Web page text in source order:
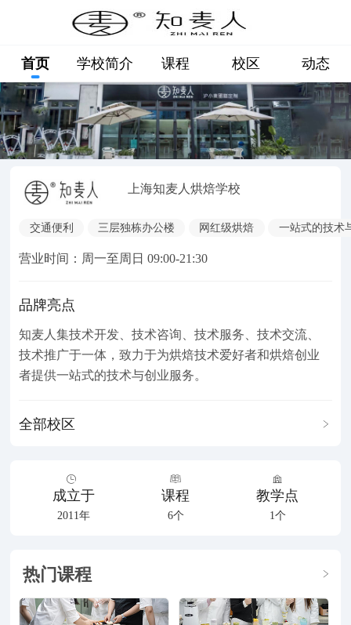
首页 学校简介 课程 校区 动态
上海知麦人烘焙学校
交通便利 三层独栋办公楼 网红级烘焙 一站式的技术
营业时间：周一至周日 09:00-21:30
品牌亮点
知麦人集技术开发、技术咨询、技术服务、技术交流、
技术推广于一体，致力于为烘焙技术爱好者和烘焙创业
者提供一站式的技术与创业服务。
全部校区
成立于
2011年
课程
6个
教学点
1个
热门课程